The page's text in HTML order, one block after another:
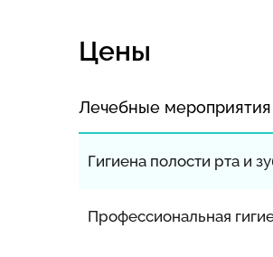
Цены
Лечебные мероприятия
Гигиена полости рта и
Профессиональная